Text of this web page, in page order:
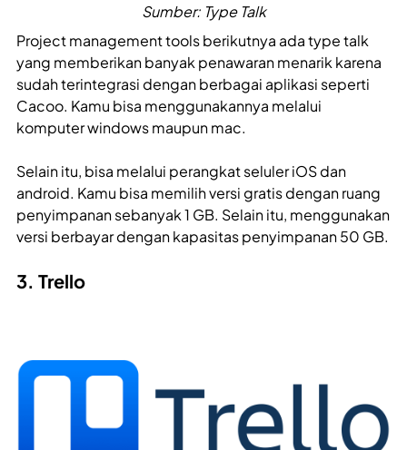
Sumber: Type Talk
Project management tools berikutnya ada type talk
yang memberikan banyak penawaran menarik karena
sudah terintegrasi dengan berbagai aplikasi seperti
Cacoo. Kamu bisa menggunakannya melalui
komputer windows maupun mac.
Selain itu, bisa melalui perangkat seluler iOS dan
android. Kamu bisa memilih versi gratis dengan ruang
penyimpanan sebanyak 1 GB. Selain itu, menggunakan
versi berbayar dengan kapasitas penyimpanan 50 GB.
3. Trello